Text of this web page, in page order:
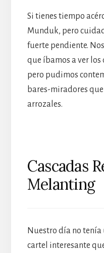
Si tienes tiempo
Munduk, pero
fuerte pendiente.
que íbamos a ver
pero pudimos
bares-miradores
arrozales.
Cascadas
Melanting
Nuestro día no
cartel interesante